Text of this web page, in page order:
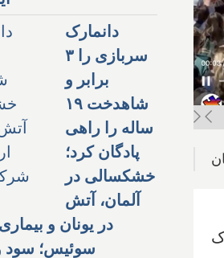
دانمارک
سربازی را ۳
برابر و
شاهدخت ۱۹
ساله را راهی
پادگان کرد؛
خشکسالی در
آلمان، آتش
در یونان و
سوئیس؛ سود